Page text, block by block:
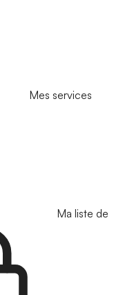
Mes services
Ma liste de